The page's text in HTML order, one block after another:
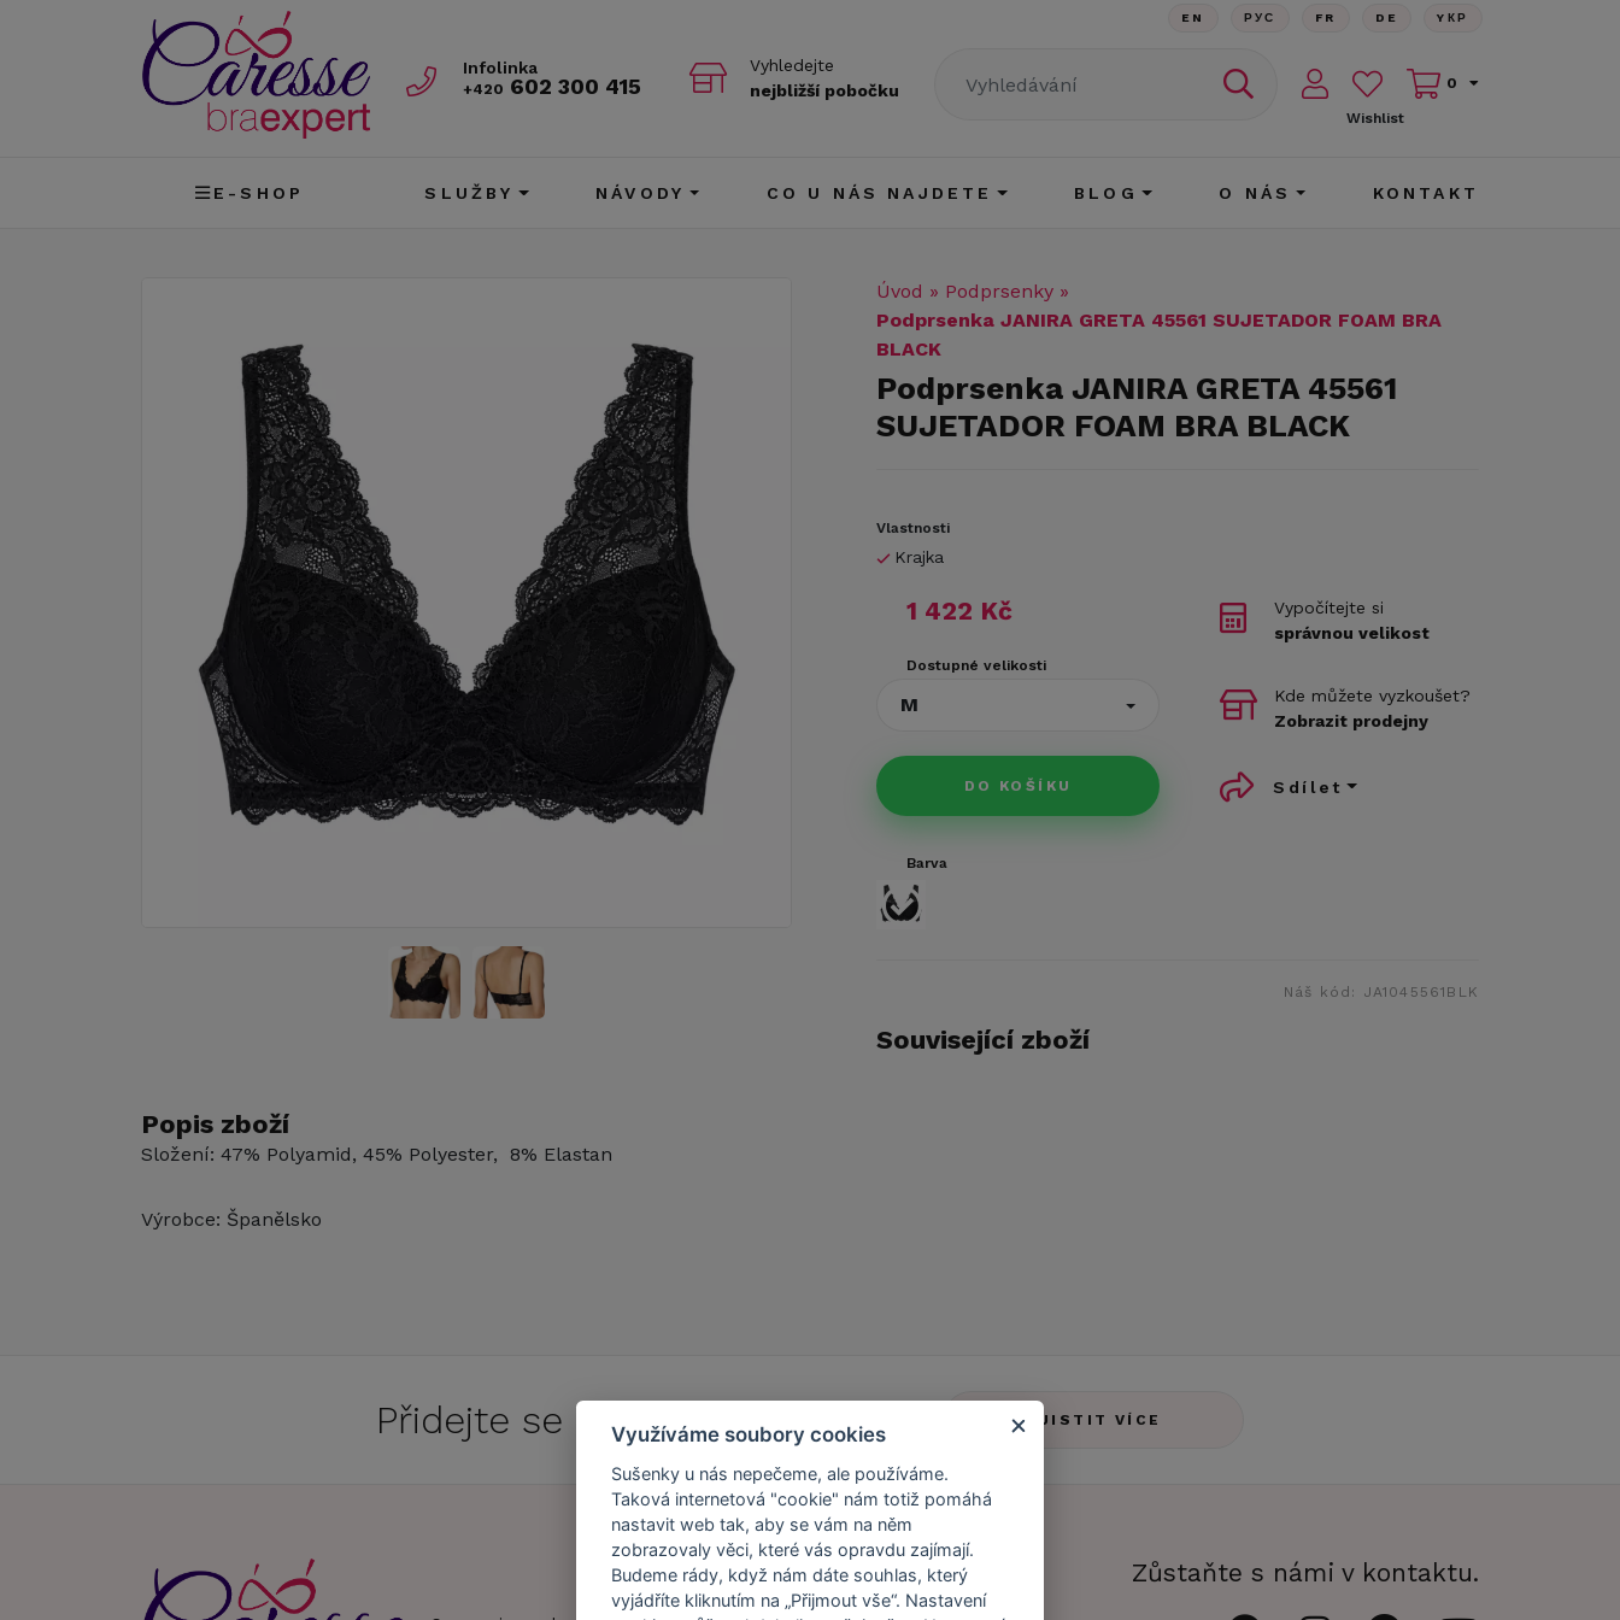
Infolinka
+420 602 300 415
Vyhledejte
nejbližší pobočku
EN РУС FR DE YКР
Wishlist
0
E-SHOP SLUŽBY NÁVODY CO U NÁS NAJDETE BLOG O NÁS KONTAKT
Popis zboží
Složení: 47% Polyamid, 45% Polyester, 8% Elastan
Výrobce: Španělsko
Úvod » Podprsenky »
Podprsenka JANIRA GRETA 45561 SUJETADOR FOAM BRA
BLACK
Podprsenka JANIRA GRETA 45561
SUJETADOR FOAM BRA BLACK
Vlastnosti
Krajka
1 422 Kč
Dostupné velikosti
M
DO KOŠÍKU
Vypočítejte si
správnou velikost
Kde můžete vyzkoušet?
Zobrazit prodejny
Sdílet
Barva
Náš kód: JA1045561BLK
Související zboží
Přidejte se doCaresse Clubu! ZJISTIT VÍCE
Náš příběh Zákaznický účet Zůstaňte s námi v kontaktu.
Využíváme soubory cookies
Sušenky u nás nepečeme, ale používáme.
Taková internetová "cookie" nám totiž pomáhá
nastavit web tak, aby se vám na něm
zobrazovaly věci, které vás opravdu zajímají.
Budeme rády, když nám dáte souhlas, který
vyjádříte kliknutím na „Přijmout vše“. Nastavení